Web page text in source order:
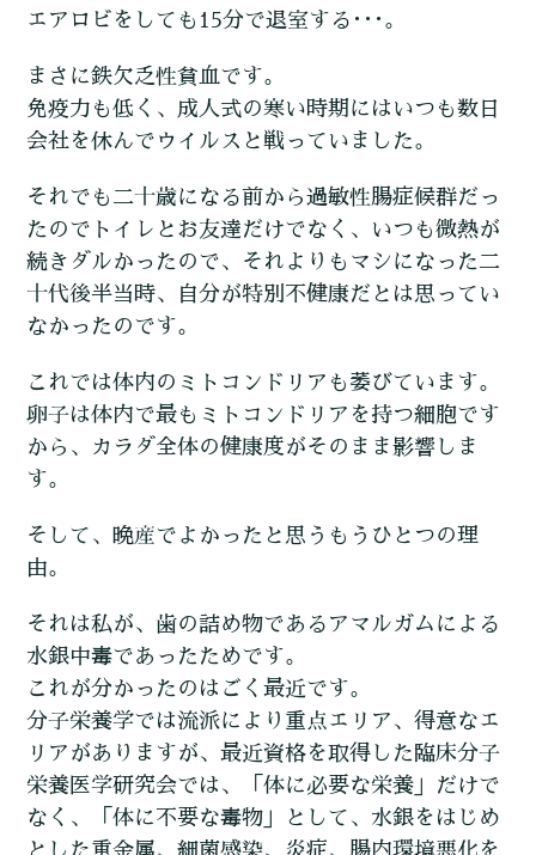
エアロビをしても15分で退室する･･･。
まさに鉄欠乏性貧血です。
免疫力も低く、成人式の寒い時期にはいつも数日
会社を休んでウイルスと戦っていました。
それでも二十歳になる前から過敏性腸症候群だっ
たのでトイレとお友達だけでなく、いつも微熱が
続きダルかったので、それよりもマシになった二
十代後半当時、自分が特別不健康だとは思ってい
なかったのです。
これでは体内のミトコンドリアも萎びています。
卵子は体内で最もミトコンドリアを持つ細胞です
から、カラダ全体の健康度がそのまま影響しま
す。
そして、晩産でよかったと思うもうひとつの理
由。
それは私が、歯の詰め物であるアマルガムによる
水銀中毒であったためです。
これが分かったのはごく最近です。
分子栄養学では流派により重点エリア、得意なエ
リアがありますが、最近資格を取得した臨床分子
栄養医学研究会では、「体に必要な栄養」だけで
なく、「体に不要な毒物」として、水銀をはじめ
とした重金属、細菌感染、炎症、腸内環境悪化を